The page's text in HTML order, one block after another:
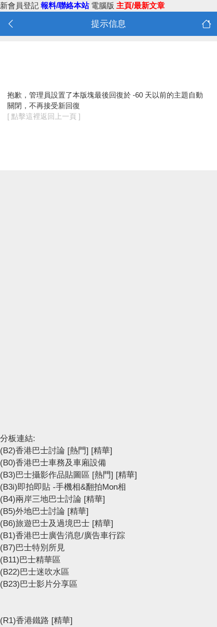
新會員登記 報料/聯絡本站 電腦版 主頁/最新文章
提示信息
抱歉，管理員設置了本版塊最後回復於 -60 天以前的主題自動
關閉，不再接受新回復
[ 點擊這裡返回上一頁 ]
分板連結:
(B2)香港巴士討論 [熱門] [精華]
(B0)香港巴士車務及車廂設備
(B3)巴士攝影作品貼圖區 [熱門] [精華]
(B3i)即拍即貼 -手機相&翻拍Mon相
(B4)兩岸三地巴士討論 [精華]
(B5)外地巴士討論 [精華]
(B6)旅遊巴士及過境巴士 [精華]
(B1)香港巴士廣告消息/廣告車行踪
(B7)巴士特別所見
(B11)巴士精華區
(B22)巴士迷吹水區
(B23)巴士影片分享區
(R1)香港鐵路 [精華]